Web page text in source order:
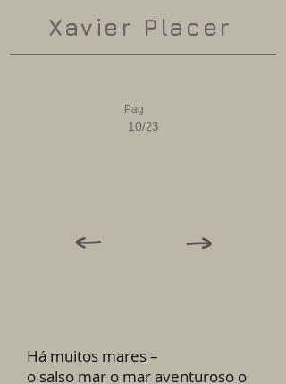
Xavier Placer
Há muitos mares –
o salso mar o mar aventuroso o
Pag
10/23